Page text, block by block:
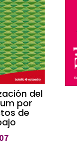
del
por
de